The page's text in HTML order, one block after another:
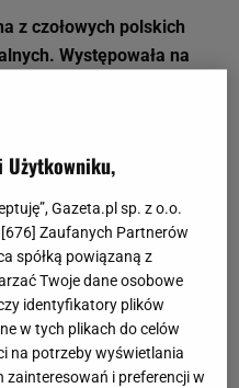
z czołowych polskich
Występowała na
polskich
Szapołowska
Polska
córka Katarzyna
Użytkowniku,
Gazeta.pl sp. z o.o.
676] Zaufanych Partnerów
spółką powiązaną z
Twoje dane osobowe
identyfikatory plików
w tych plikach do celów
na potrzeby wyświetlania
i preferencji w